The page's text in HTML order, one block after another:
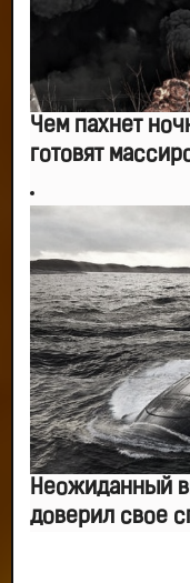
Чем пахнет
готовят
Неожиданный
доверил свое